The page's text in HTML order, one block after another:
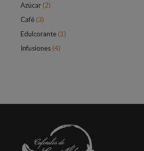
Azúcar (2)
Café (3)
Edulcorante (1)
Infusiones (4)